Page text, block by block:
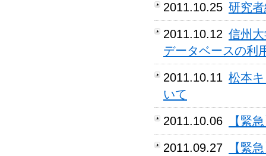
2011.10.25 研究
2011.10.12 信州
データベースの利
2011.10.11 松本
いて
2011.10.06 【緊
2011.09.27 【緊